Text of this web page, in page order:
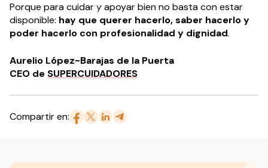
Porque para cuidar y apoyar bien no basta con estar
disponible: hay que querer hacerlo, saber hacerlo y
poder hacerlo con profesionalidad y dignidad.
Aurelio López-Barajas de la Puerta
CEO de SUPERCUIDADORES
Compartir en: